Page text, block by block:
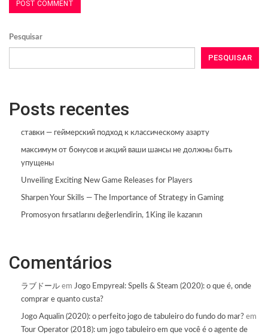
Pesquisar
PESQUISAR
Posts recentes
ставки — геймерский подход к классическому азарту
максимум от бонусов и акций ваши шансы не должны быть
упущены
Unveiling Exciting New Game Releases for Players
Sharpen Your Skills — The Importance of Strategy in Gaming
Promosyon fırsatlarını değerlendirin, 1King ile kazanın
Comentários
ラブドール em Jogo Empyreal: Spells & Steam (2020): o que é, onde
comprar e quanto custa?
Jogo Aqualin (2020): o perfeito jogo de tabuleiro do fundo do mar? em
Tour Operator (2018): um jogo tabuleiro em que você é o agente de